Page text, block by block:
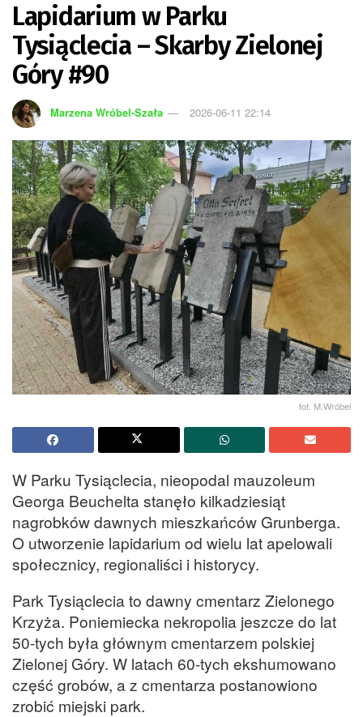
Lapidarium w Parku
Tysiąclecia – Skarby Zielonej
Góry #90
Marzena Wróbel-Szała 2026-06-11 22:14
fot. M.Wróbel
W Parku Tysiąclecia, nieopodal mauzoleum
Georga Beuchelta stanęło kilkadziesiąt
nagrobków dawnych mieszkańców Grunberga.
O utworzenie lapidarium od wielu lat apelowali
społecznicy, regionaliści i historycy.
Park Tysiąclecia to dawny cmentarz Zielonego
Krzyża. Poniemiecka nekropolia jeszcze do lat
50-tych była głównym cmentarzem polskiej
Zielonej Góry. W latach 60-tych ekshumowano
część grobów, a z cmentarza postanowiono
zrobić miejski park.